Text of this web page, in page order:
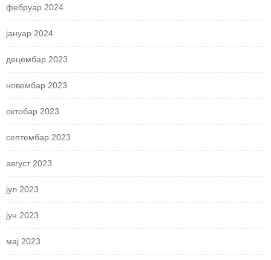
фебруар 2024
јануар 2024
децембар 2023
новембар 2023
октобар 2023
септембар 2023
август 2023
јул 2023
јун 2023
мај 2023